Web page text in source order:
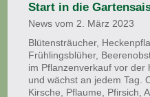
Start in die
News vom 2. März 2023
Blütensträucher,
Frühlingsblüher,
im Pflanzenverkauf vor der
und wächst an jedem Tag.
Kirsche, Pflaume, Pfirsich,